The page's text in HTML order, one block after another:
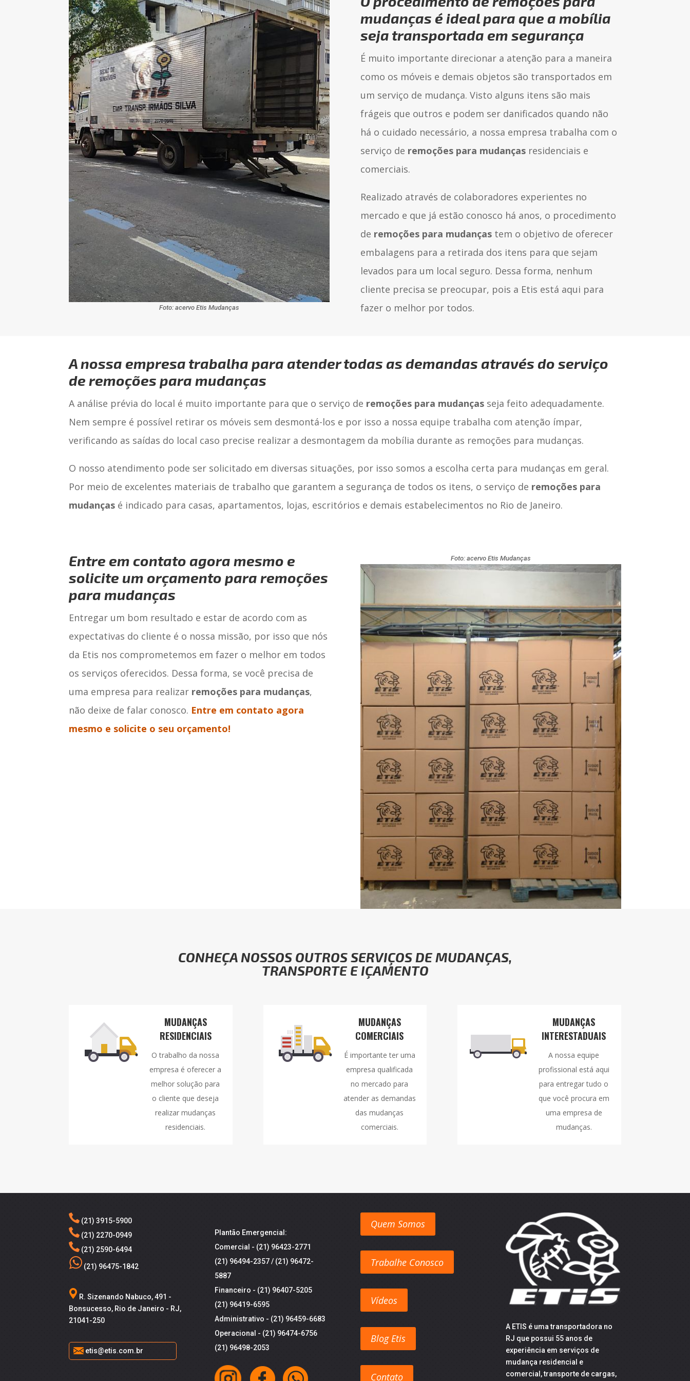
Foto: acervo Etis Mudanças
mudanças é ideal para que a mobília
seja transportada em segurança
É muito importante direcionar a atenção para a maneira
como os móveis e demais objetos são transportados em
um serviço de mudança. Visto alguns itens são mais
frágeis que outros e podem ser danificados quando não
há o cuidado necessário, a nossa empresa trabalha com o
serviço de remoções para mudançasresidenciais e
comerciais.
Realizado através de colaboradores experientes no
mercado e que já estão conosco há anos, o procedimento
de remoções para mudançastem o objetivo de oferecer
embalagens para a retirada dos itens para que sejam
levados para um local seguro. Dessa forma, nenhum
cliente precisa se preocupar, pois a Etis está aqui para
fazer o melhor por todos.
A nossa empresa trabalha para atender todas as demandas através do serviço
deremoções para mudanças
A análise prévia do local é muito importante para que o serviço de remoções para mudanças seja feito adequadamente.
Nem sempre é possível retirar os móveis sem desmontá-los e por isso a nossa equipe trabalha com atenção ímpar,
verificando as saídas do local caso precise realizar a desmontagem da mobília durante as remoções para mudanças.
O nosso atendimento pode ser solicitado em diversas situações, por isso somos a escolha certa para mudanças em geral.
Por meio de excelentes materiais de trabalho que garantem a segurança de todos os itens, o serviço de remoções para
mudanças é indicado para casas, apartamentos, lojas, escritórios e demais estabelecimentos no Rio de Janeiro.
Entre em contato agora mesmo e
solicite um orçamento pararemoções
para mudanças
Entregar um bom resultado e estar de acordo com as
expectativas do cliente é o nossa missão, por isso que nós
da Etis nos comprometemos em fazer o melhor em todos
os serviços oferecidos. Dessa forma, se você precisa de
uma empresa para realizar remoções para mudanças,
não deixe de falar conosco. Entre em contato agora
mesmo e solicite o seu orçamento!
Foto: acervo Etis Mudanças
CONHEÇA NOSSOS OUTROS SERVIÇOS DE MUDANÇAS,
TRANSPORTE E IÇAMENTO
MUDANÇAS
RESIDENCIAIS
O trabalho da nossa
empresa é oferecer a
melhor solução para
o cliente que deseja
realizar mudanças
residenciais.
MUDANÇAS
COMERCIAIS
É importante ter uma
empresa qualificada
no mercado para
atender as demandas
das mudanças
comerciais.
MUDANÇAS
INTERESTADUAIS
A nossa equipe
profissional está aqui
para entregar tudo o
que você procura em
uma empresa de
mudanças.
(21) 3915-5900
(21) 2270-0949
(21) 2590-6494
(21) 96475-1842
R. Sizenando Nabuco, 491 -
Bonsucesso, Rio de Janeiro - RJ,
21041-250
etis@etis.com.br
Plantão Emergencial:
Comercial - (21) 96423-2771
(21) 96494-2357/ (21) 96472-
5887
Financeiro - (21) 96407-5205
(21) 96419-6595
Administrativo - (21) 96459-6683
Operacional - (21) 96474-6756
(21) 96498-2053
Quem Somos
Trabalhe Conosco
Vídeos
Blog Etis
Contato
A ETIS é uma transportadora no
RJ que possui 55 anos de
experiência em serviços de
mudança residencial e
comercial, transporte de cargas,